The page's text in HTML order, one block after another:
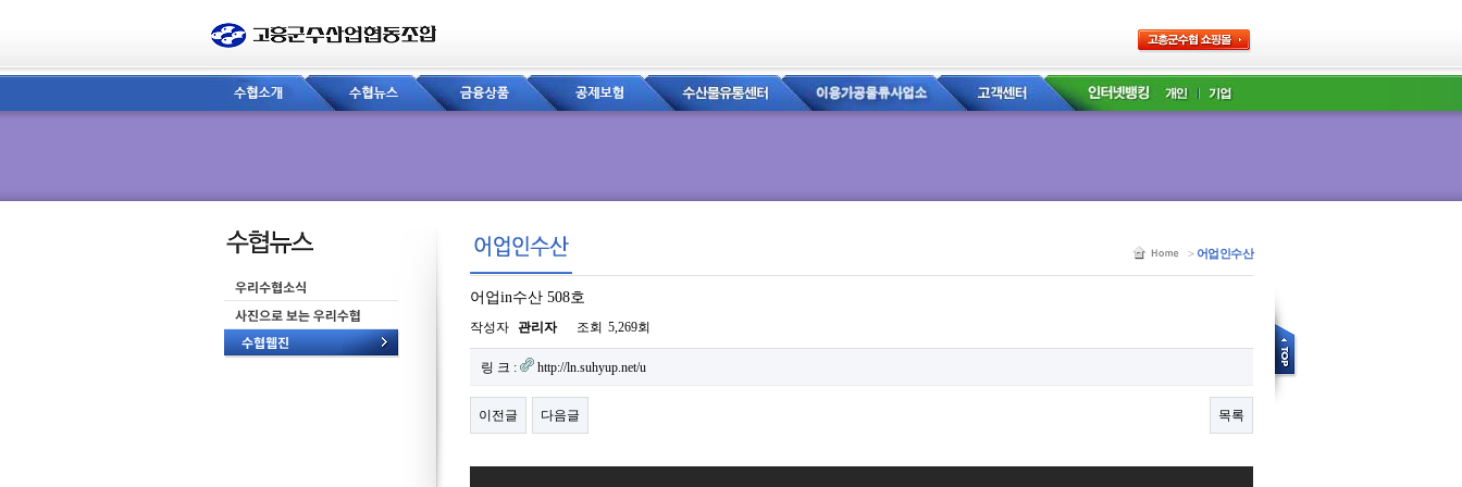
> 어업인수산
어업in수산 508호
페이지 정보
작성자 관리자 조회 5,269회
관련링크
링 크 : http://ln.suhyup.net/u
이전글 다음글 목록